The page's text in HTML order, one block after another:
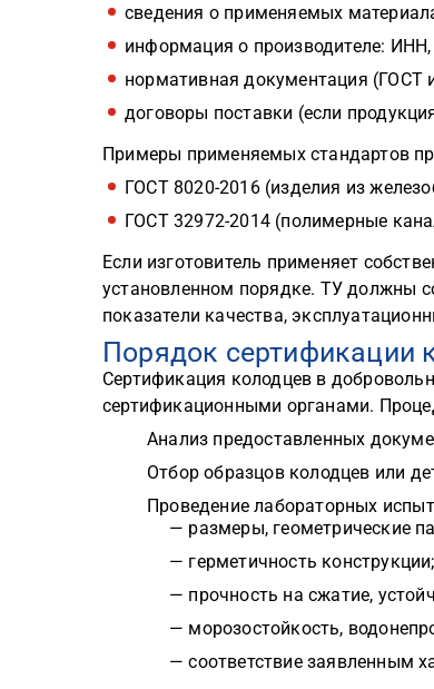
сведения о применяемых
информация о производителе:
нормативная документация (ГОСТ
договоры поставки (если
Примеры применяемых стандартов
ГОСТ 8020-2016 (изделия из
ГОСТ 32972-2014 (полимерные
Если изготовитель применяет
установленном порядке. ТУ должны
показатели качества,
Порядок сертификации
Сертификация колодцев в
сертификационными органами.
Анализ предоставленных
Отбор образцов колодцев или
Проведение лабораторных
— размеры, геометрические
— герметичность конструкции;
— прочность на сжатие,
— морозостойкость,
— соответствие заявленным